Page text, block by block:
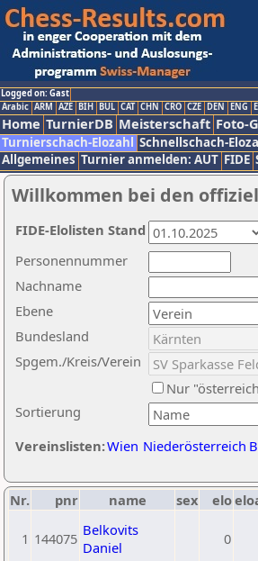
Logged on: Gast
Arabic ARM AZE BIH BUL CAT CHN CRO CZE DEN ENG
Home TurnierDB Meisterschaft Foto-
Turnierschach-Elozahl Schnellschach-
Allgemeines Turnier anmelden: AUT FIDE
Willkommen bei den
Nachname
Ebene
Sortierung
Personennummer
Bundesland
Spgem./Kreis/Verein
Nur
Vereinslisten:Wien Niederösterreich
FIDE-Elolisten Stand
Nr. pnr name sex elo
1 144075 Belkovits
Daniel
0